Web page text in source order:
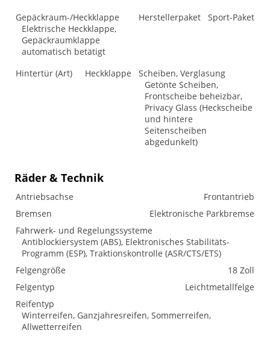
Gepäckraum-/Heckklappe
Elektrische Heckklappe,
Gepäckraumklappe
automatisch betätigt
Herstellerpaket Sport-Paket
Hintertür (Art) Heckklappe
Scheiben, Verglasung
Getönte Scheiben,
Frontscheibe beheizbar,
Privacy Glass (Heckscheibe
und hintere
Seitenscheiben
abgedunkelt)
Räder & Technik
Antriebsachse
Frontantrieb
Bremsen
Elektronische Parkbremse
Fahrwerk- und Regelungssysteme
Antiblockiersystem (ABS), Elektronisches Stabilitäts-
Programm (ESP), Traktionskontrolle (ASR/CTS/ETS)
Felgengröße
18 Zoll
Felgentyp
Leichtmetallfelge
Reifentyp
Winterreifen, Ganzjahresreifen, Sommerreifen,
Allwetterreifen